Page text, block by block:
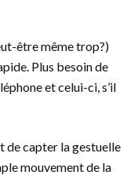
être même trop?)
Plus besoin de
et celui-ci, s’il
de capter la gestuelle
mouvement de la